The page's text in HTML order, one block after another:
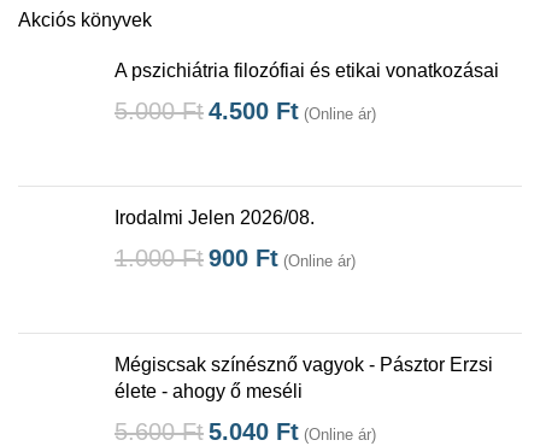
Akciós könyvek
A pszichiátria filozófiai és etikai vonatkozásai
5.000Ft4.500 Ft (Online ár)
Irodalmi Jelen 2026/08.
1.000Ft900 Ft (Online ár)
Mégiscsak színésznő vagyok - Pásztor Erzsi
élete - ahogy ő meséli
5.600Ft5.040 Ft (Online ár)